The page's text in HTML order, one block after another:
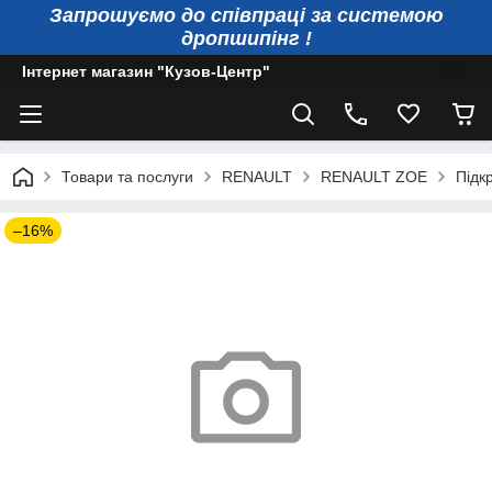
Запрошуємо до співпраці за системою
дропшипінг !
Інтернет магазин "Кузов-Центр"
Товари та послуги RENAULT RENAULT ZOE
–16%